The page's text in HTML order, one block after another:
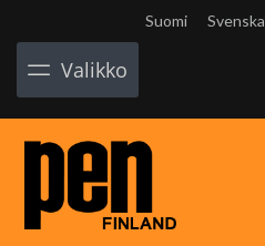
Suomi Svenska
Valikko